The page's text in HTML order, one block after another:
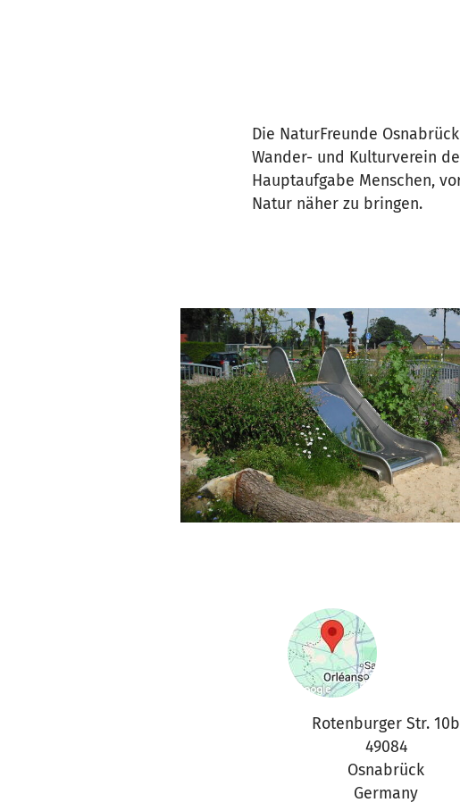
Die NaturFreunde
Wander- und Kulturverein
Hauptaufgabe Menschen,
Natur näher zu bringen.
Rotenburger Str. 10b
49084
Osnabrück
Germany